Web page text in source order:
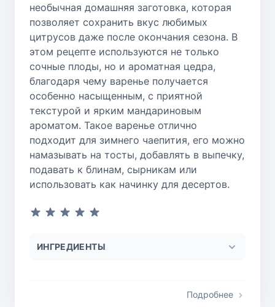
необычная домашняя заготовка, которая
позволяет сохранить вкус любимых
цитрусов даже после окончания сезона. В
этом рецепте используются не только
сочные плоды, но и ароматная цедра,
благодаря чему варенье получается
особенно насыщенным, с приятной
текстурой и ярким мандариновым
ароматом. Такое варенье отлично
подходит для зимнего чаепития, его можно
намазывать на тосты, добавлять в выпечку,
подавать к блинам, сырникам или
использовать как начинку для десертов.
ИНГРЕДИЕНТЫ
Подробнее